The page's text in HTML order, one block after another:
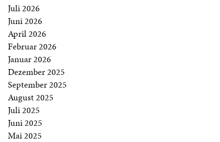
Juli 2026
Juni 2026
April 2026
Februar 2026
Januar 2026
Dezember 2025
September 2025
August 2025
Juli 2025
Juni 2025
Mai 2025